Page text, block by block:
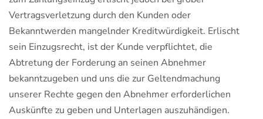
Vertragsverletzung durch den Kunden oder
Bekanntwerden mangelnder Kreditwürdigkeit. Erlischt
sein Einzugsrecht, ist der Kunde verpflichtet, die
Abtretung der Forderung an seinen Abnehmer
bekanntzugeben und uns die zur Geltendmachung
unserer Rechte gegen den Abnehmer erforderlichen
Auskünfte zu geben und Unterlagen auszuhändigen.